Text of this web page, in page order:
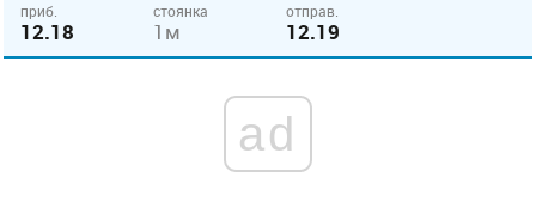
приб.
12.18
стоянка
1м
отправ.
12.19
ad